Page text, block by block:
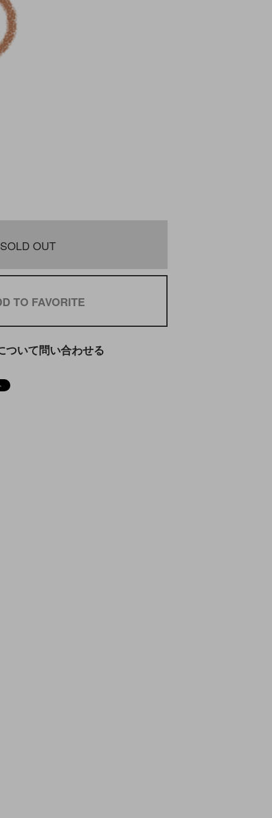
SOLD OUT
TO FAVORITE
ついて問い合わせる